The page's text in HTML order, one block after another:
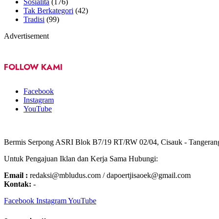
Tak Berkategori (42)
Tradisi (99)
Advertisement
FOLLOW KAMI
Facebook
Instagram
YouTube
Bermis Serpong ASRI Blok B7/19 RT/RW 02/04, Cisauk -
Untuk Pengajuan Iklan dan Kerja Sama Hubungi:
Email : redaksi@mbludus.com / dapoertjisaoek@gmail.com
Kontak: -
Facebook InstagramYouTube